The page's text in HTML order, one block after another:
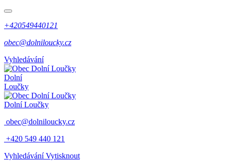
+420549440121
obec@dolniloucky.cz
Vyhledávání
Dolní
Loučky
Dolní Loučky
obec@dolniloucky.cz
+420 549 440 121
Vyhledávání Vytisknout